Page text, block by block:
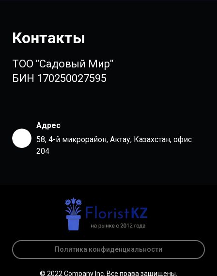
Контакты
ТОО "Садовый Мир"
БИН 170250027595
Адрес
58, 4-й микрорайон, Актау, Казахстан, офис
204
Политика конфиденциальности
© 2022 Company Inc. Все права защищены.